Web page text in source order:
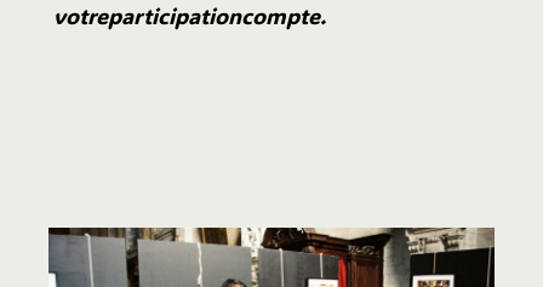
votreparticipationcompte.